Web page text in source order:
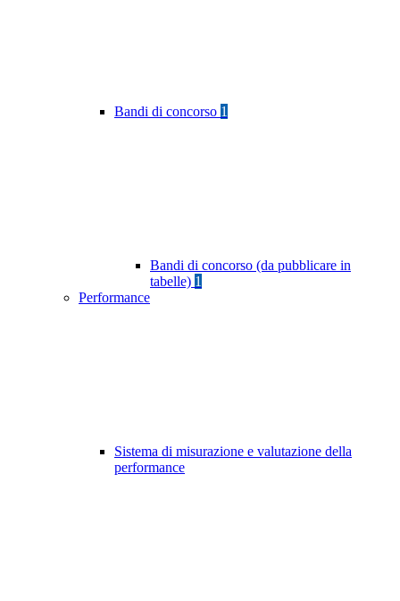
Bandi di concorso 1
Bandi di concorso (da pubblicare in
tabelle) 1
Performance
Sistema di misurazione e valutazione della
performance